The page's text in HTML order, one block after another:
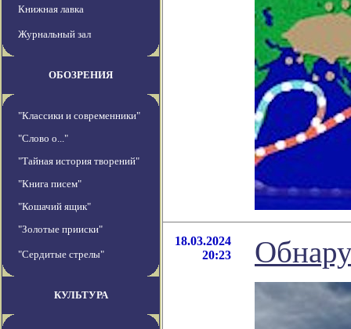
Книжная лавка
Журнальный зал
ОБОЗРЕНИЯ
"Классики и современники"
"Слово о..."
"Тайная история творений"
"Книга писем"
"Кошачий ящик"
"Золотые прииски"
"Сердитые стрелы"
КУЛЬТУРА
18.03.2024
20:23